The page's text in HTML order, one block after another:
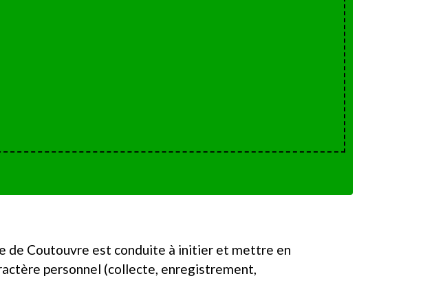
de Coutouvre est conduite à initier et mettre en
personnel (collecte, enregistrement,